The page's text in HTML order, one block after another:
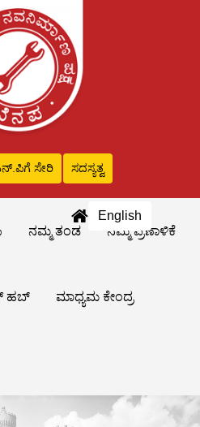
ಸೇರಿ ಸದಸ್ಯತ್ವ
English
ನಮ್ಮ ತಂಡ ನಮ್ಮ ಪ್ರಣಾಳಿಕೆ
ಹಬ್ ಮಾಧ್ಯಮ ಕೇಂದ್ರ